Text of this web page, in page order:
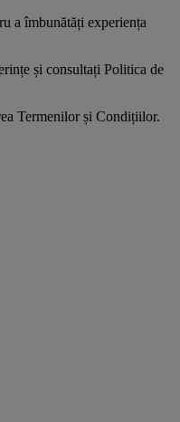
a îmbunătăți experiența
și consultați Politica de
Termenilor și Condițiilor.